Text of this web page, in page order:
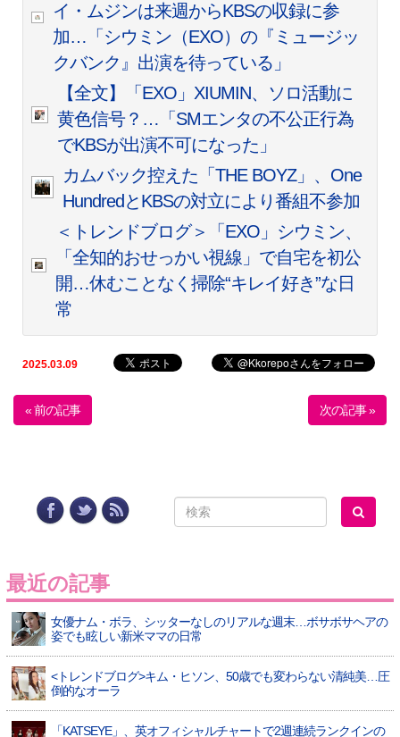
イ・ムジンは来週からKBSの収録に参
加…「シウミン（EXO）の『ミュージッ
クバンク』出演を待っている」
【全文】「EXO」XIUMIN、ソロ活動に
黄色信号？…「SMエンタの不公正行為
でKBSが出演不可になった」
カムバック控えた「THE BOYZ」、One
HundredとKBSの対立により番組不参加
＜トレンドブログ＞「EXO」シウミン、
「全知的おせっかい視線」で自宅を初公
開…休むことなく掃除“キレイ好き”な日
常
2025.03.09
« 前の記事 次の記事 »
最近の記事
女優ナム・ボラ、シッターなしのリアルな週末…ボサボサヘアの
姿でも眩しい新米ママの日常
<トレンドブログ>キム・ヒソン、50歳でも変わらない清純美…圧
倒的なオーラ
「KATSEYE」、英オフィシャルチャートで2週連続ランクインの